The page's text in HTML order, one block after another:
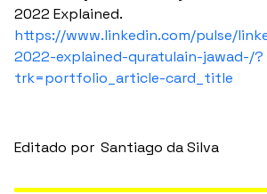
2022 Explained.
https://www.linkedin.com/pulse/
2022-explained-quratulain-jawad-/?
trk=portfolio_article-card_title
Editado por Santiago da Silva